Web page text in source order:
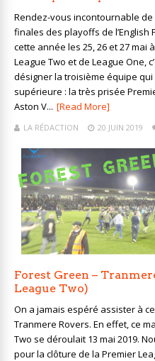
Rendez-vous incontournable
finales des playoffs de l’English
cette année les 25, 26 et 27 mai
League Two et de League One,
désigner la troisième équipe
supérieure : la très prisée
Aston V... [Read More]
LA RÉDACTION 20 JUIN 2019
Forest Green –
League Two)
On a jamais espéré assister à
Tranmere Rovers. En effet, ce
Two se déroulait 13 mai 2019.
pour la clôture de la Premier